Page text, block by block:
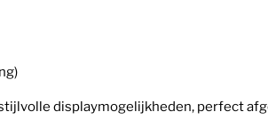
displaymogelijkheden, perfect